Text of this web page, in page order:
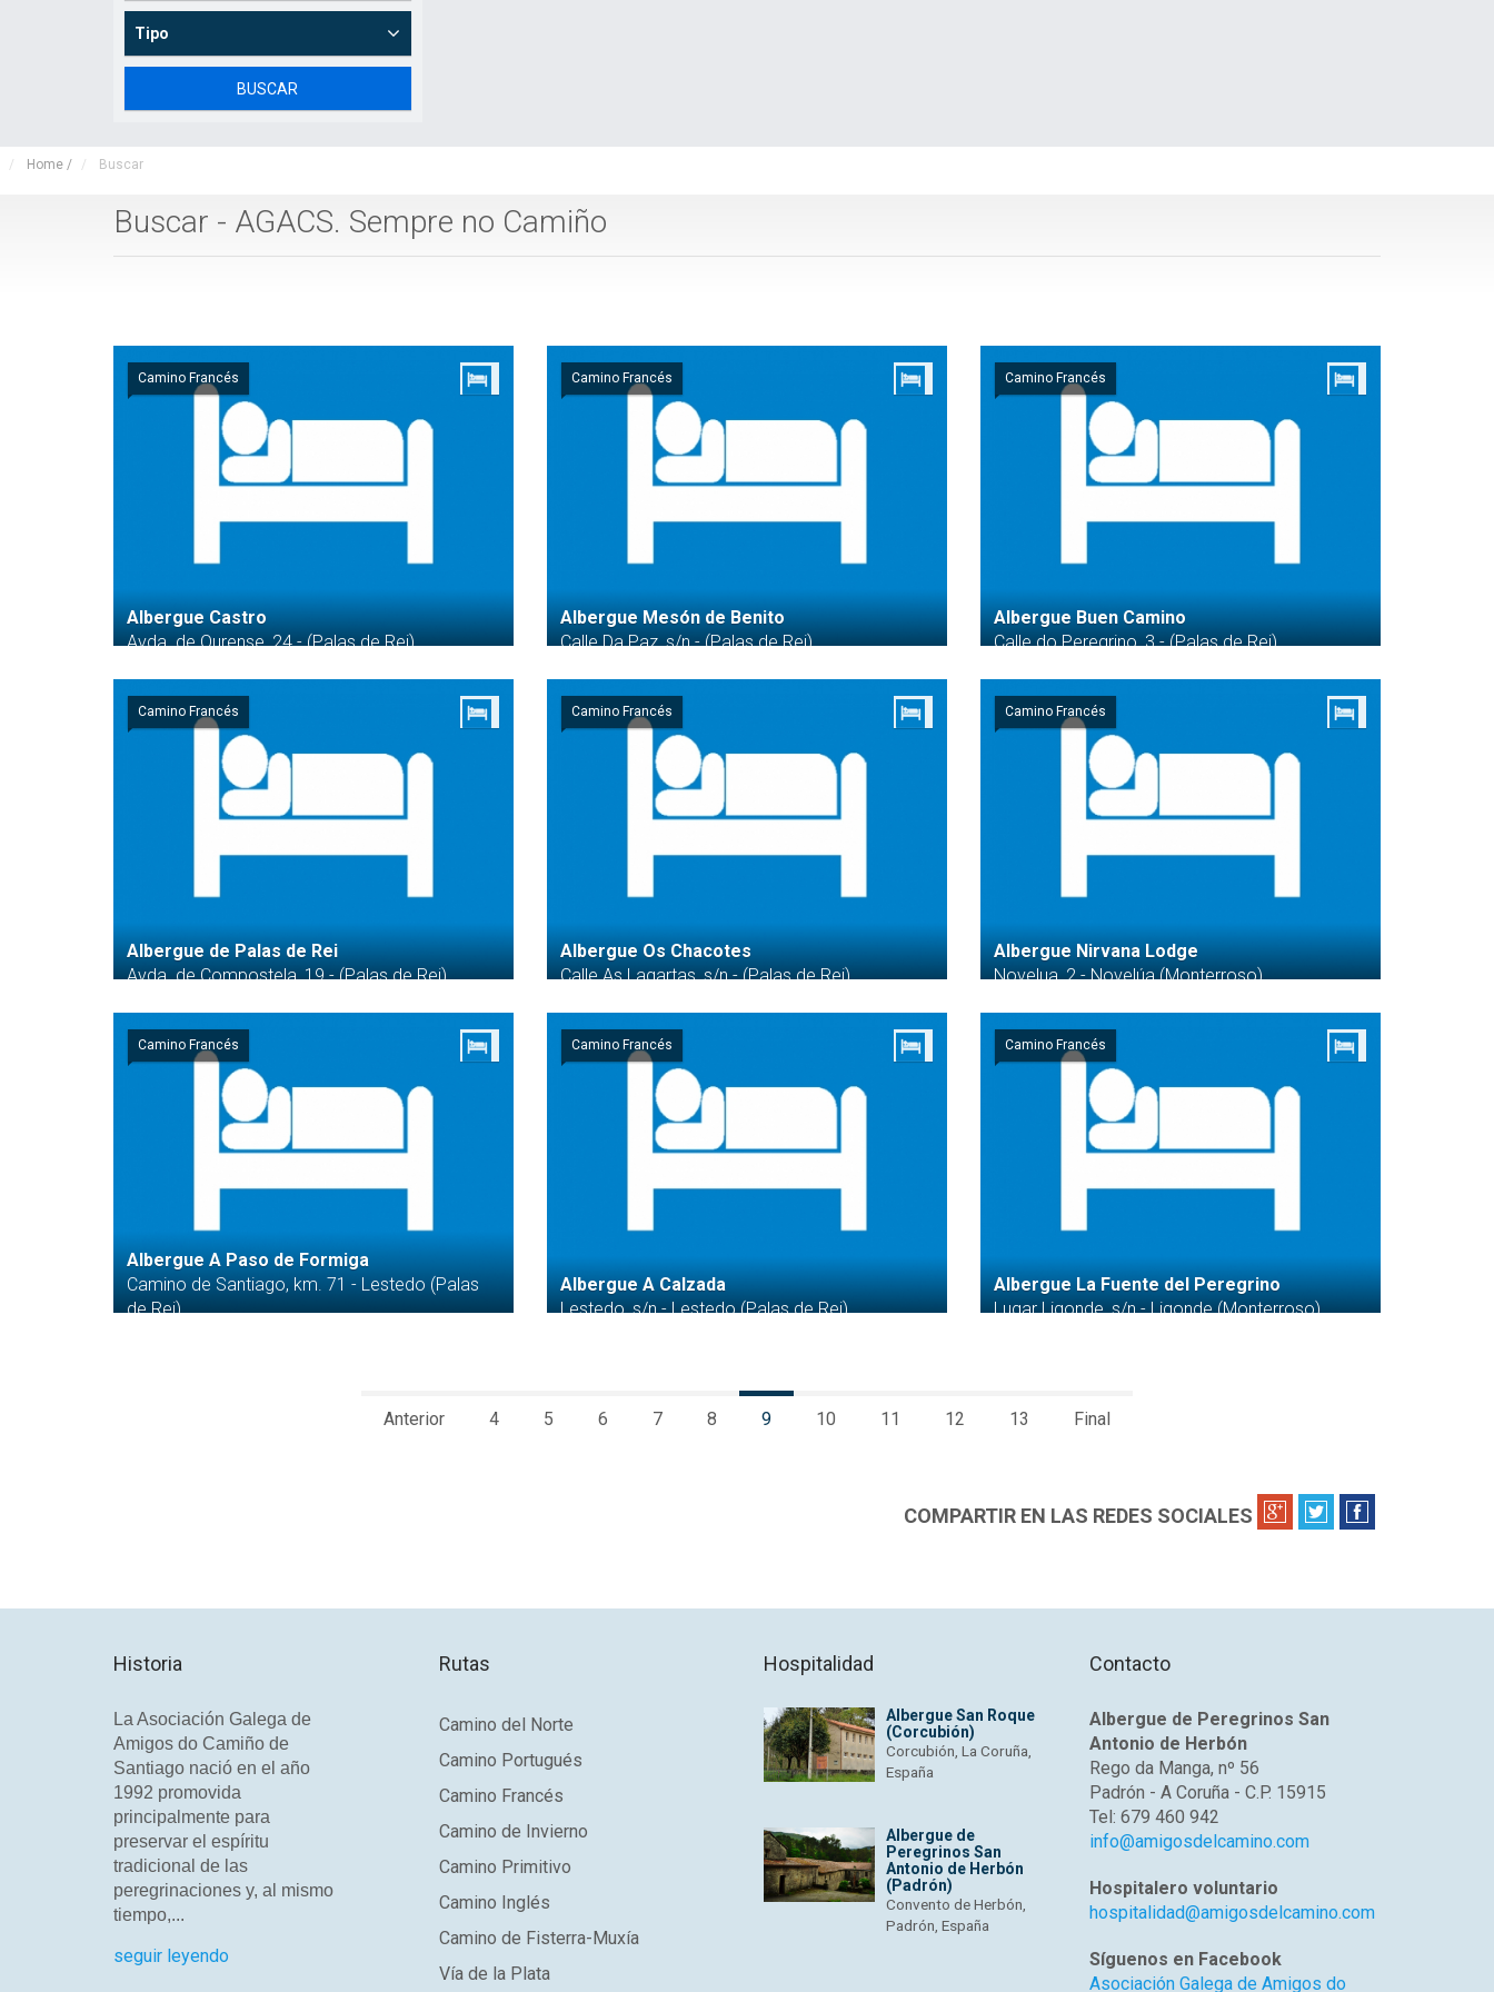
Home / Buscar
Tipo
Buscar - AGACS. Sempre no Camiño
Camino Francés
Albergue Castro
Avda. de Ourense, 24 - (Palas de Rei)
Camino Francés
Albergue Mesón de Benito
Calle Da Paz, s/n - (Palas de Rei)
Camino Francés
Albergue Buen Camino
Calle do Peregrino, 3 - (Palas de Rei)
Camino Francés
Albergue de Palas de Rei
Avda. de Compostela, 19 - (Palas de Rei)
Camino Francés
Albergue Os Chacotes
Calle As Lagartas, s/n - (Palas de Rei)
Camino Francés
Albergue Nirvana Lodge
Novelua, 2 - Novelúa (Monterroso)
Camino Francés
Albergue A Paso de Formiga
Camino de Santiago, km. 71 - Lestedo (Palas
de Rei)
Camino Francés
Albergue A Calzada
Lestedo, s/n - Lestedo (Palas de Rei)
Camino Francés
Albergue La Fuente del Peregrino
Lugar Ligonde, s/n - Ligonde (Monterroso)
Anterior 4 5 6 7 8 9 10 11 12 13 Final
COMPARTIR EN LAS REDES SOCIALES
Historia
La Asociación Galega de
Amigos do Camiño de
Santiago nació en el año
1992 promovida
principalmente para
preservar el espíritu
tradicional de las
peregrinaciones y, al mismo
tiempo,...
seguir leyendo
Rutas
Camino del Norte
Camino Portugués
Camino Francés
Camino de Invierno
Camino Primitivo
Camino Inglés
Camino de Fisterra-Muxía
Vía de la Plata
Hospitalidad
Albergue San Roque
(Corcubión)
Corcubión, La Coruña,
España
Albergue de
Peregrinos San
Antonio de Herbón
(Padrón)
Convento de Herbón,
Padrón, España
Contacto
Albergue de Peregrinos San
Antonio de Herbón
Rego da Manga, nº 56
Padrón - A Coruña - C.P. 15915
Tel: 679 460 942
info@amigosdelcamino.com
Hospitalero voluntario
hospitalidad@amigosdelcamino.com
Síguenos en Facebook
Asociación Galega de Amigos do